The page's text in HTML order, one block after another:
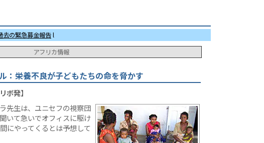
去の緊急募金報告l
アフリカ情報
：栄養不良が子どもたちの命を脅かす
ボ発】
先生は、ユニセフの視察団
いて急いでオフィスに駆け
にやってくるとは予想して